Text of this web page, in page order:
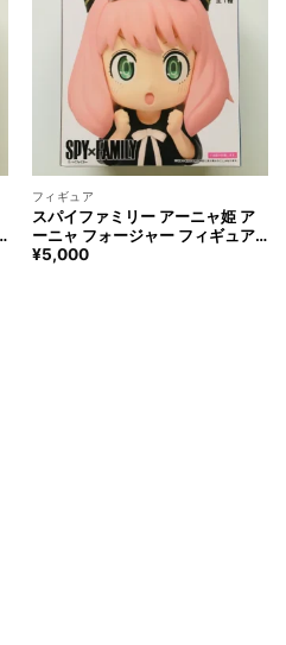
フィギュア
スパイファミリー アーニャ姫 ア
ーニャ フォージャー フィギュア
SPY×FAMILY Princess Anya
¥5,000